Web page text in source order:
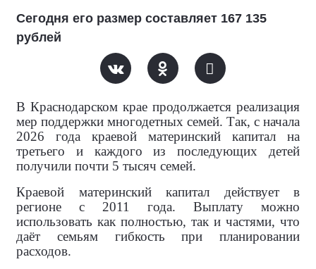
Сегодня его размер составляет 167 135
рублей
В Краснодарском крае продолжается реализация
мер поддержки многодетных семей. Так, с начала
2026 года краевой материнский капитал на
третьего и каждого из последующих детей
получили почти 5 тысяч семей.
Краевой материнский капитал действует в
регионе с 2011 года. Выплату можно
использовать как полностью, так и частями, что
даёт семьям гибкость при планировании
расходов.